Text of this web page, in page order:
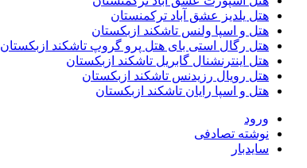
هتل یلدیز عشق آباد ترکمنستان
هتل و اسپا ولنس تاشکند ازبکستان
هتل رگال استی بای هتل پرو گروپ تاشکند ازبکستان
هتل اینترنشنال گابریل تاشکند ازبکستان
هتل رویال رزیدنس تاشکند ازبکستان
هتل و اسپا رایان تاشکند ازبکستان
ورود
نوشته تصادفی
سایدبار